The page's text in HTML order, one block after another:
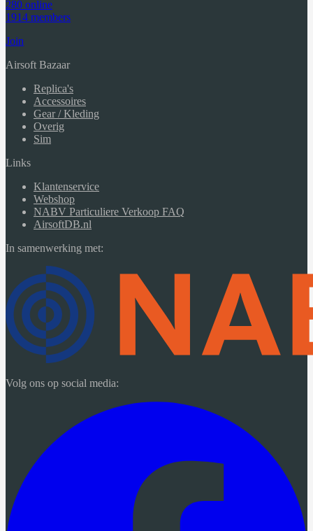
280 online
1914 members
Join
Airsoft Bazaar
Replica's
Accessoires
Gear / Kleding
Overig
Sim
Links
Klantenservice
Webshop
NABV Particuliere Verkoop FAQ
AirsoftDB.nl
In samenwerking met:
Volg ons op social media: